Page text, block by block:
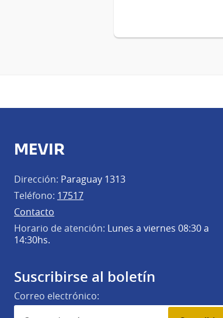
MEVIR
Dirección: Paraguay 1313
Teléfono: 17517
Contacto
Horario de atención: Lunes a viernes 08:30 a
14:30hs.
Suscribirse al boletín
Correo electrónico: